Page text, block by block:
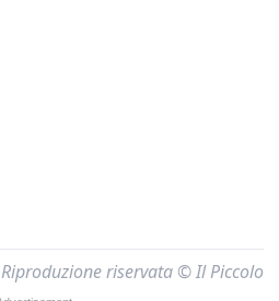
Riproduzione riservata © Il Piccolo